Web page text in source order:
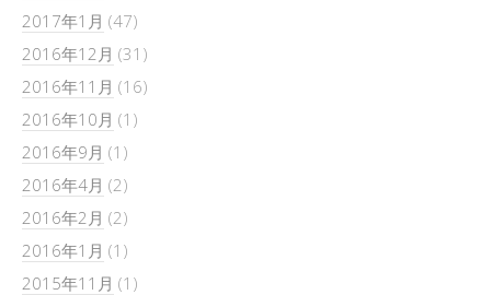
2017年1月 (47)
2016年12月 (31)
2016年11月 (16)
2016年10月 (1)
2016年9月 (1)
2016年4月 (2)
2016年2月 (2)
2016年1月 (1)
2015年11月 (1)